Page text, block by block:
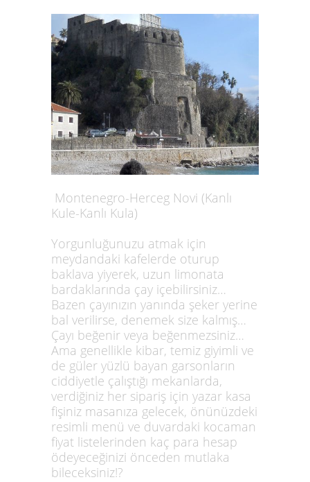
Montenegro-Herceg Novi (Kanlı
Kule-Kanlı Kula)
Yorgunluğunuzu atmak için
meydandaki kafelerde oturup
baklava yiyerek, uzun limonata
bardaklarında çay içebilirsiniz…
Bazen çayınızın yanında şeker yerine
bal verilirse, denemek size kalmış…
Çayı beğenir veya beğenmezsiniz…
Ama genellikle kibar, temiz giyimli ve
de güler yüzlü bayan garsonların
ciddiyetle çalıştığı mekanlarda,
verdiğiniz her sipariş için yazar kasa
fişiniz masanıza gelecek, önünüzdeki
resimli menü ve duvardaki kocaman
fiyat listelerinden kaç para hesap
ödeyeceğinizi önceden mutlaka
bileceksiniz!?